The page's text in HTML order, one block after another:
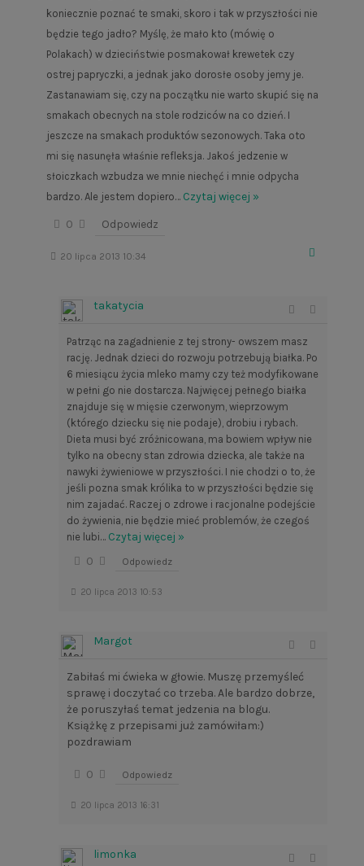
koniecznie poznać te smaki, skoro i tak w przyszłości nie
będzie tego jadło? Myślę, że mało kto (mówię o
Polakach) w dzieciństwie posmakował krewetek czy
ostrej papryczki, a jednak jako dorosłe osoby jemy je.
Zastanawiam się, czy na początku nie warto skupić się na
smakach obecnych na stole rodziców na co dzień. I
jeszcze na smakach produktów sezonowych. Taka oto
mi się nasunęła właśnie refleksja. Jakoś jedzenie w
słoiczkach wzbudza we mnie niechęć i mnie odpycha
bardzo. Ale jestem dopiero… Czytaj więcej »
0 Odpowiedz
20 lipca 2013 10:34
takatycia
Patrząc na zagadnienie z tej strony- owszem masz
rację. Jednak dzieci do rozwoju potrzebują białka. Po
6 miesiącu życia mleko mamy czy też modyfikowane
w pełni go nie dostarcza. Najwięcej pełnego białka
znajduje się w mięsie czerwonym, wieprzowym
(którego dziecku się nie podaje), drobiu i rybach.
Dieta musi być zróżnicowana, ma bowiem wpływ nie
tylko na obecny stan zdrowia dziecka, ale także na
nawyki żywieniowe w przyszłości. I nie chodzi o to, że
jeśli pozna smak królika to w przyszłości będzie się
nim zajadać. Raczej o zdrowe i racjonalne podejście
do żywienia, nie będzie mieć problemów, że czegoś
nie lubi… Czytaj więcej »
0 Odpowiedz
20 lipca 2013 10:53
Margot
Zabiłaś mi ćwieka w głowie. Muszę przemyśleć
sprawę i doczytać co trzeba. Ale bardzo dobrze,
że poruszyłaś temat jedzenia na blogu.
Książkę z przepisami już zamówiłam:)
pozdrawiam
0 Odpowiedz
20 lipca 2013 16:31
limonka